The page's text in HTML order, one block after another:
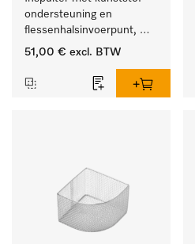
ondersteuning en
flessenhalsinvoerpunt,
ster, Ø 6, lengte 135 mm.
51,00 € excl. BTW